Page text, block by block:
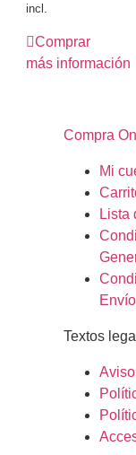
incl.
Comprar
más información
Compra
Mi
Lista
Envío
Textos
Aviso